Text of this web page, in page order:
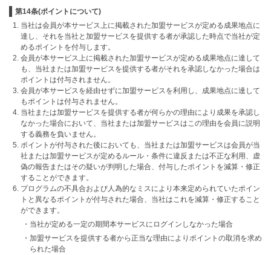
第14条(ポイントについて)
当社は会員が本サービス上に掲載された加盟サービスが定める成果地点に
達し、それを当社と加盟サービスを提供する者が承認した時点で当社が定
めるポイントを付与します。
会員が本サービス上に掲載された加盟サービスが定める成果地点に達して
も、当社または加盟サービスを提供する者がそれを承認しなかった場合は
ポイントは付与されません。
会員が本サービスを経由せずに加盟サービスを利用し、成果地点に達して
もポイントは付与されません。
当社または加盟サービスを提供する者が何らかの理由により成果を承認し
なかった場合において、当社または加盟サービスはこの理由を会員に説明
する義務を負いません。
ポイントが付与された後においても、当社または加盟サービスは会員が当
社または加盟サービスが定めるルール・条件に違反または不正な利用、虚
偽の報告またはその疑いが判明した場合、付与したポイントを減算・修正
することができます。
プログラムの不具合および人為的なミスにより本来定められていたポイン
トと異なるポイントが付与された場合、当社はこれを減算・修正すること
ができます。
・当社が定める一定の期間本サービスにログインしなかった場合
・加盟サービスを提供する者から正当な理由によりポイントの取消を求め
られた場合